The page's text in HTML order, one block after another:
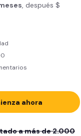
, después $
ahora
a más de 2.000